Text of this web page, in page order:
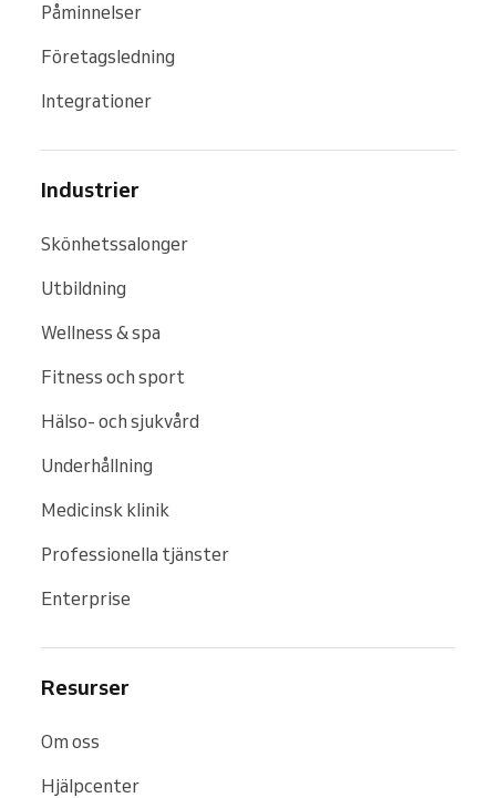
Påminnelser
Företagsledning
Integrationer
Industrier
Skönhetssalonger
Utbildning
Wellness & spa
Fitness och sport
Hälso- och sjukvård
Underhållning
Medicinsk klinik
Professionella tjänster
Enterprise
Resurser
Om oss
Hjälpcenter